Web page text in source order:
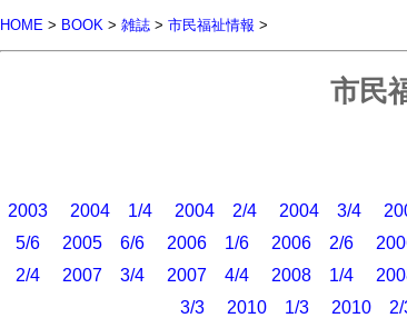
HOME> BOOK> 雑誌> 市民福祉情報 >
市民
2003 2004 1/4 2004 2/4 2004 3/4
5/6
2005 6/6 2006 1/6 2006 2/6
2/4
2007 3/4 2007 4/4 2008 1/4
3/3
2010 1/3 2010 2/